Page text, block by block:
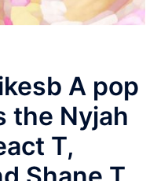
A pop
the Nyjah
T,